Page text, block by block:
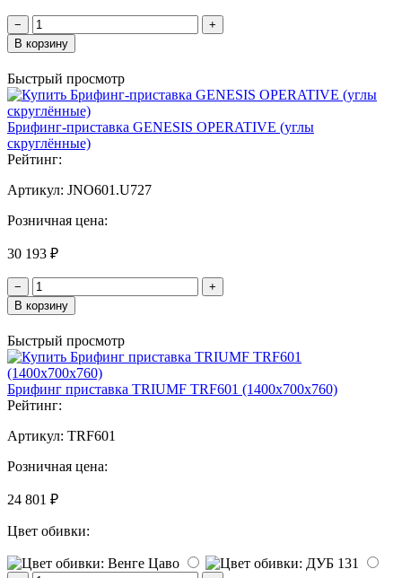
−
+
В корзину
Быстрый просмотр
Брифинг-приставка GENESIS OPERATIVE (углы
скруглённые)
Рейтинг:
Артикул: JNO601.U727
Розничная цена:
30 193 ₽
−
+
В корзину
Быстрый просмотр
Брифинг приставка TRIUMF TRF601 (1400х700х760)
Рейтинг:
Артикул: TRF601
Розничная цена:
24 801 ₽
Цвет обивки: